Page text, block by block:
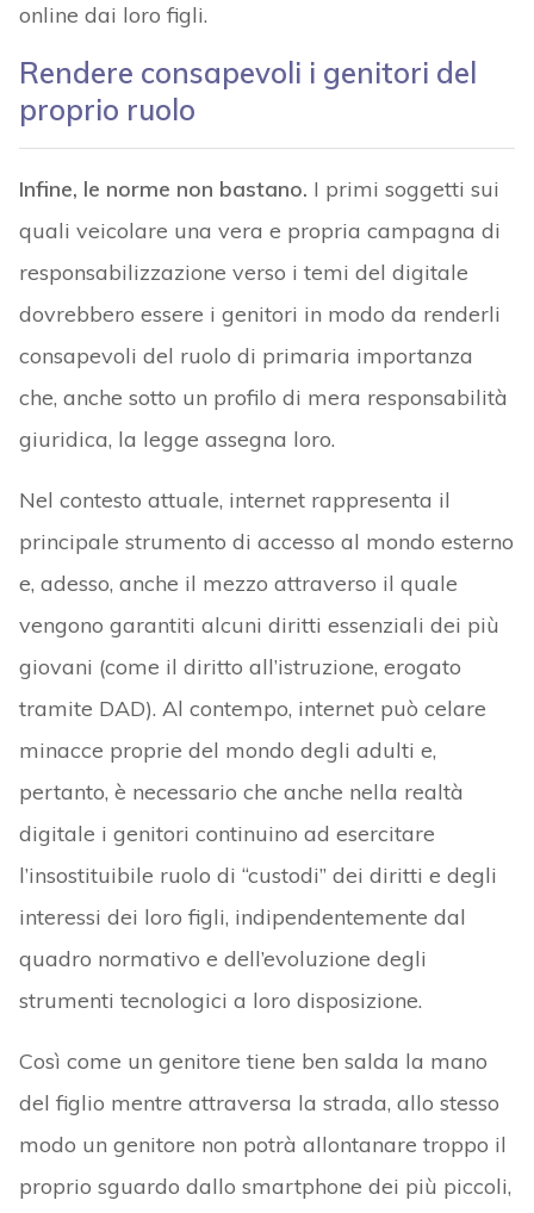
online dai loro figli.
Rendere consapevoli i genitori del
proprio ruolo
Infine, le norme non bastano. I primi soggetti sui
quali veicolare una vera e propria campagna di
responsabilizzazione verso i temi del digitale
dovrebbero essere i genitori in modo da renderli
consapevoli del ruolo di primaria importanza
che, anche sotto un profilo di mera responsabilità
giuridica, la legge assegna loro.
Nel contesto attuale, internet rappresenta il
principale strumento di accesso al mondo esterno
e, adesso, anche il mezzo attraverso il quale
vengono garantiti alcuni diritti essenziali dei più
giovani (come il diritto all’istruzione, erogato
tramite DAD). Al contempo, internet può celare
minacce proprie del mondo degli adulti e,
pertanto, è necessario che anche nella realtà
digitale i genitori continuino ad esercitare
l’insostituibile ruolo di “custodi” dei diritti e degli
interessi dei loro figli, indipendentemente dal
quadro normativo e dell’evoluzione degli
strumenti tecnologici a loro disposizione.
Così come un genitore tiene ben salda la mano
del figlio mentre attraversa la strada, allo stesso
modo un genitore non potrà allontanare troppo il
proprio sguardo dallo smartphone dei più piccoli,